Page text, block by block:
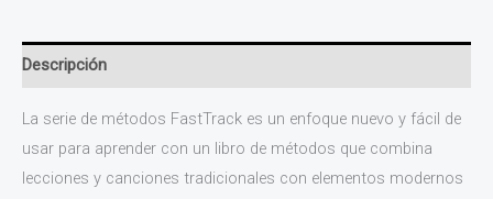
Descripción
La serie de métodos FastTrack es un enfoque nuevo y fácil de
usar para aprender con un libro de métodos que combina
lecciones y canciones tradicionales con elementos modernos